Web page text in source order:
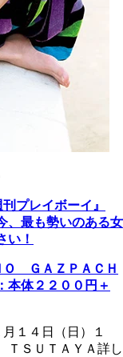
プレイボーイ』
、最も勢いのある女
い！
Ｏ ＧＡＺＰＡＣＨ
本体２２００円＋
１４日（日）１
ＴＳＵＴＡＹＡ詳し